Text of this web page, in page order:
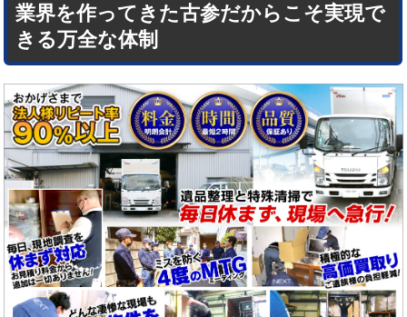
業界を作ってきた古参だからこそ実現で
きる万全な体制